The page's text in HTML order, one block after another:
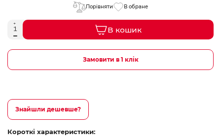
Порівняти В обране
В кошик
Замовити в 1 клік
Знайшли дешевше?
Короткі характеристики: